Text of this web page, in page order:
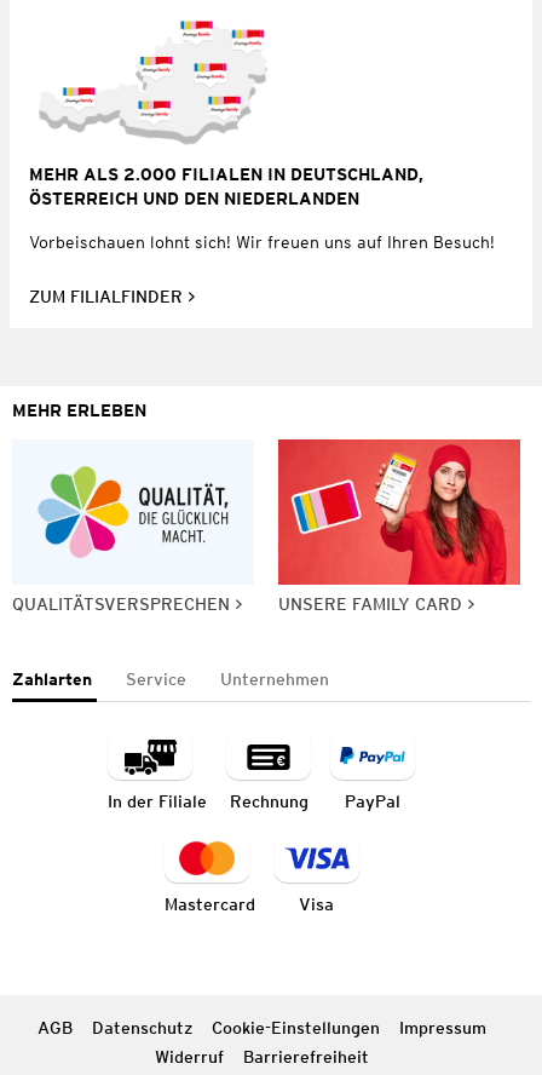
MEHR ALS 2.000 FILIALEN IN DEUTSCHLAND,
ÖSTERREICH UND DEN NIEDERLANDEN
Vorbeischauen lohnt sich! Wir freuen uns auf Ihren Besuch!
ZUM FILIALFINDER
MEHR ERLEBEN
QUALITÄTSVERSPRECHEN UNSERE FAMILY CARD
Zahlarten Service Unternehmen
In der Filiale Rechnung PayPal
Mastercard Visa
AGB Datenschutz Cookie-Einstellungen
Impressum
Widerruf
Barrierefreiheit